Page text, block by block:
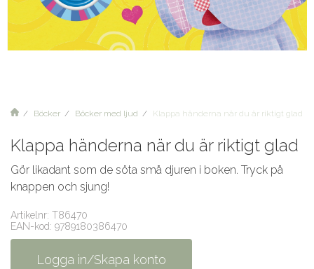
Böcker Böcker med ljud Klappa händerna när du är riktigt glad
Klappa händerna när du är riktigt glad
Gör likadant som de söta små djuren i boken. Tryck på
knappen och sjung!
Artikelnr: T86470
EAN-kod: 9789180386470
Logga in/Skapa konto